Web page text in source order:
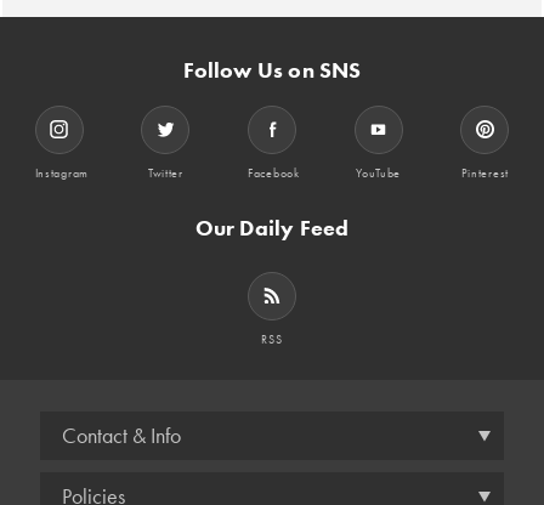
Follow Us on SNS
Instagram Twitter Facebook YouTube Pinterest
Our Daily Feed
RSS
Contact & Info
Policies